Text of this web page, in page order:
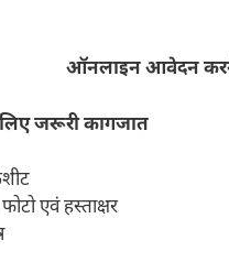
ऑनलाइन आवेदन
जरूरी कागजात
एवं हस्ताक्षर